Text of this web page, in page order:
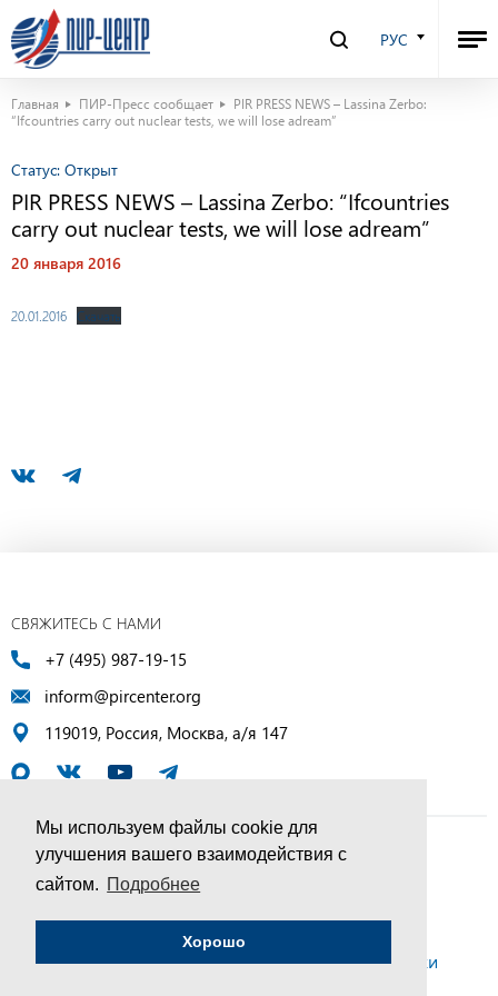
Мы используем файлы cookie для
улучшения вашего взаимодействия с
сайтом. Подробнее
Хорошо
РУС
Главная ПИР-Пресс сообщает
PIR PRESS NEWS – Lassina Zerbo:
“Ifcountries carry out nuclear tests, we will lose adream”
Статус: Открыт
PIR PRESS NEWS – Lassina Zerbo: “Ifcountries
carry out nuclear tests, we will lose adream”
20 января 2016
20.01.2016 Скачать
СВЯЖИТЕСЬ С НАМИ
+7 (495) 987-19-15
inform@pircenter.org
119019, Россия, Москва, а/я 147
© ПИР-Центр, 1994–2025 | Все права защищены
Соглашение об обработке персональных данных
Политика конфиденциальности и условия обработки